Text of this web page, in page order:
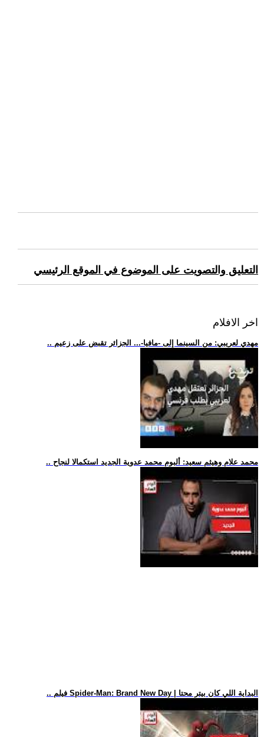
التعليق والتصويت على الموضوع في الموقع الرئيسي
اخر الافلام
.. مهدي لعريبي: من السينما إلى -مافيا-... الجزائر تقبض على زعيم
.. محمد علام وهيثم سعيد: ألبوم محمد عدوية الجديد استكمالا لنجاح
.. فيلم Spider-Man: Brand New Day | البداية اللي كان بيتر محتا